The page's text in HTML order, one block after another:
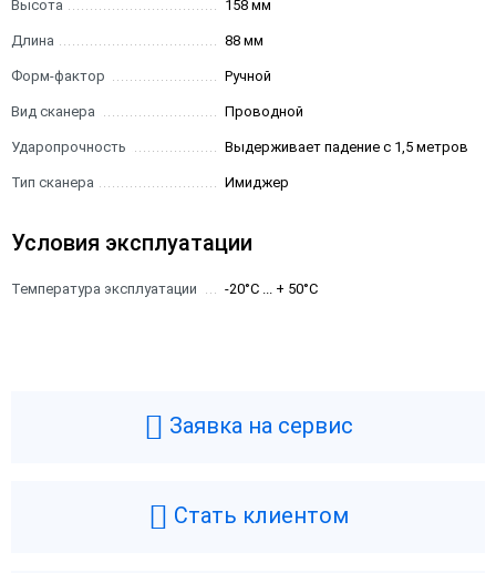
Высота 158 мм
Длина 88 мм
Форм-фактор Ручной
Вид сканера Проводной
Ударопрочность Выдерживает падение с 1,5 метров
Тип сканера Имиджер
Условия эксплуатации
Температура эксплуатации -20°C ... + 50°C
Заявка на сервис
Стать клиентом